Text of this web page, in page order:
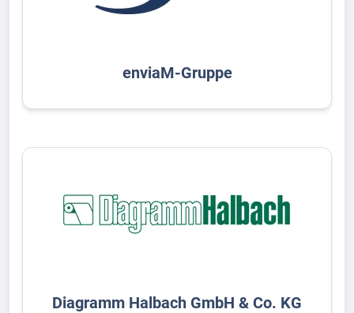
enviaM-Gruppe
Diagramm Halbach GmbH & Co. KG